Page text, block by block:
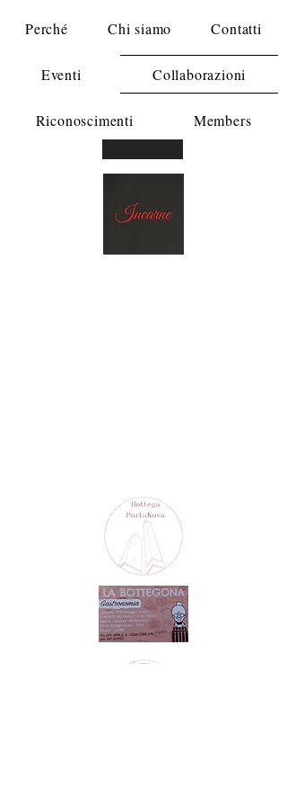
Perché Chi siamo Contatti
Eventi Collaborazioni
Riconoscimenti Members